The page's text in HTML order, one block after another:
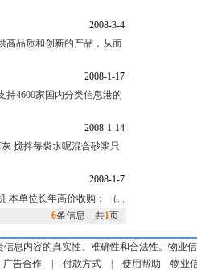
2008-3-4
品质和创新的产品，从而
2008-1-17
4600家国内分类信息港的
2008-1-14
.搅拌每袋水呢混合砂浆只
2008-1-7
本单位长年高价收购： （...
6条信息 共1页
息内容的真实性、准确性和合法性。物业
广告合作| 付款方式| 使用帮助 物业